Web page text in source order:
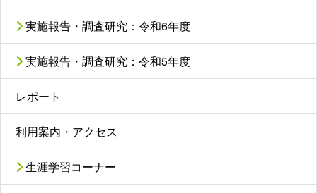
実施報告・調査研究：令和6年度
実施報告・調査研究：令和5年度
レポート
利用案内・アクセス
生涯学習コーナー